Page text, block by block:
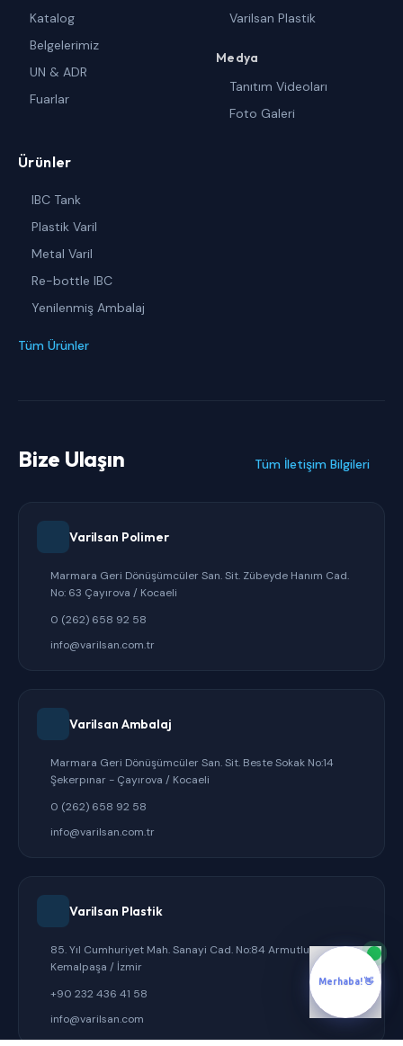
Katalog
Belgelerimiz
UN & ADR
Fuarlar
Varilsan Plastik
Medya
Tanıtım Videoları
Foto Galeri
Ürünler
IBC Tank
Plastik Varil
Metal Varil
Re-bottle IBC
Yenilenmiş Ambalaj
Tüm Ürünler
Bize Ulaşın Tüm İletişim Bilgileri
Varilsan Polimer
Marmara Geri Dönüşümcüler San. Sit. Zübeyde Hanım Cad.
No: 63 Çayırova / Kocaeli
0 (262) 658 92 58
info@varilsan.com.tr
Varilsan Ambalaj
Marmara Geri Dönüşümcüler San. Sit. Beste Sokak No:14
Şekerpınar - Çayırova / Kocaeli
0 (262) 658 92 58
info@varilsan.com.tr
Varilsan Plastik
85. Yıl Cumhuriyet Mah. Sanayi Cad. No:84 Armutlu -
Kemalpaşa / İzmir
+90 232 436 41 58
info@varilsan.com
Merhaba! 👋